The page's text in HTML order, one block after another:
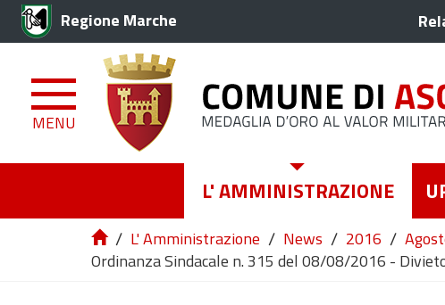
Regione Marche
MENU
L' AMMINISTRAZIONE
/ L' Amministrazione / News / 2016 /
Ordinanza Sindacale n. 315 del 08/08/2016 -